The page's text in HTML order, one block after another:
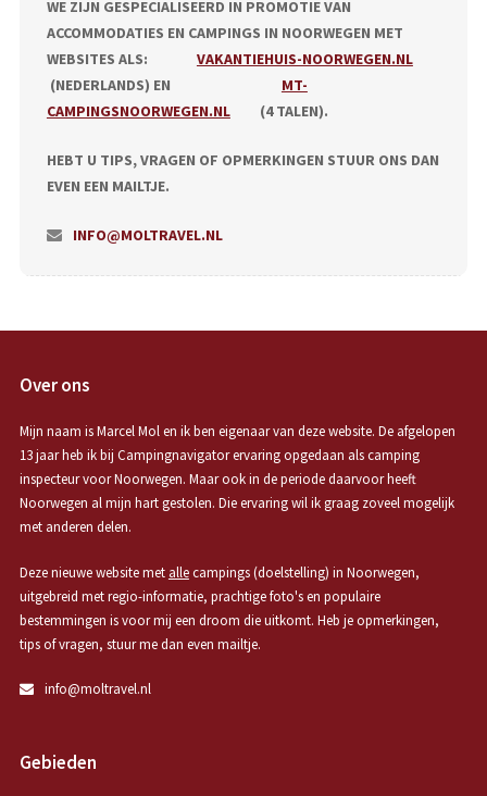
WE ZIJN GESPECIALISEERD IN PROMOTIE VAN
ACCOMMODATIES EN CAMPINGS IN NOORWEGEN MET
WEBSITES ALS: VAKANTIEHUIS-NOORWEGEN.NL
(NEDERLANDS) EN MT-
CAMPINGSNOORWEGEN.NL(4 TALEN).
HEBT U TIPS, VRAGEN OF OPMERKINGEN STUUR ONS DAN
EVEN EEN MAILTJE.
INFO@MOLTRAVEL.NL
Over ons
Mijn naam is Marcel Mol en ik ben eigenaar van deze website. De afgelopen
13 jaar heb ik bij Campingnavigator ervaring opgedaan als camping
inspecteur voor Noorwegen. Maar ook in de periode daarvoor heeft
Noorwegen al mijn hart gestolen. Die ervaring wil ik graag zoveel mogelijk
met anderen delen.
Deze nieuwe website met allecampings (doelstelling) in Noorwegen,
uitgebreid met regio-informatie, prachtige foto's en populaire
bestemmingen is voor mij een droom die uitkomt. Heb je opmerkingen,
tips of vragen, stuur me dan even mailtje.
info@moltravel.nl
Gebieden